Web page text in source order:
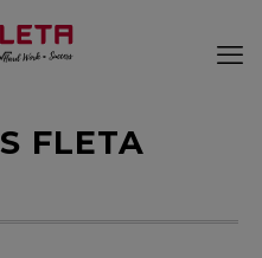
FLETA